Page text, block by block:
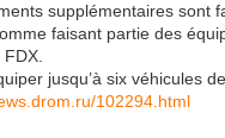
supplémentaires sont
faisant partie des
jusqu’à six véhicules
102294.html